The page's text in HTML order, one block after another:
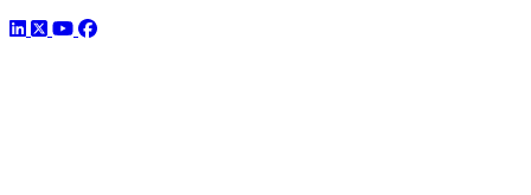
LinkedIn
TwitterYouTube
Facebook